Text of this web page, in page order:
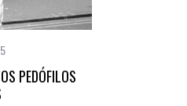
PEDÓFILOS